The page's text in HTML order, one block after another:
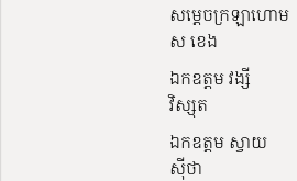
សម្ដេចក្រឡាហោម
ស ខេង
ឯកឧត្តម វង្សី
វិស្សុត
ឯកឧត្តម ស្វាយ
ស៊ីថា